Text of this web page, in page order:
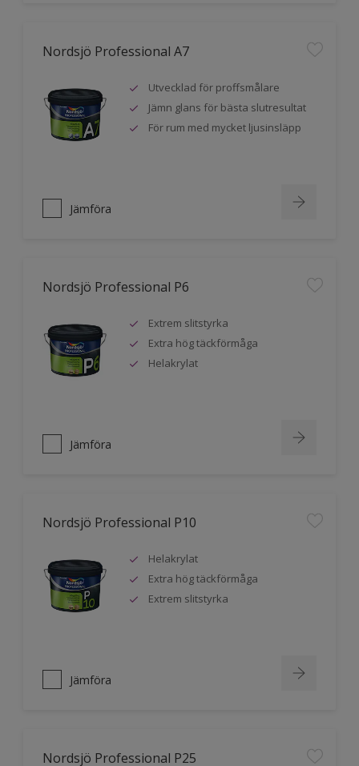
Nordsjö Professional A7
Utvecklad för proffsmålare
Jämn glans för bästa slutresultat
För rum med mycket ljusinsläpp
Jämföra
Nordsjö Professional P6
Extrem slitstyrka
Extra hög täckförmåga
Helakrylat
Jämföra
Nordsjö Professional P10
Helakrylat
Extra hög täckförmåga
Extrem slitstyrka
Jämföra
Nordsjö Professional P25